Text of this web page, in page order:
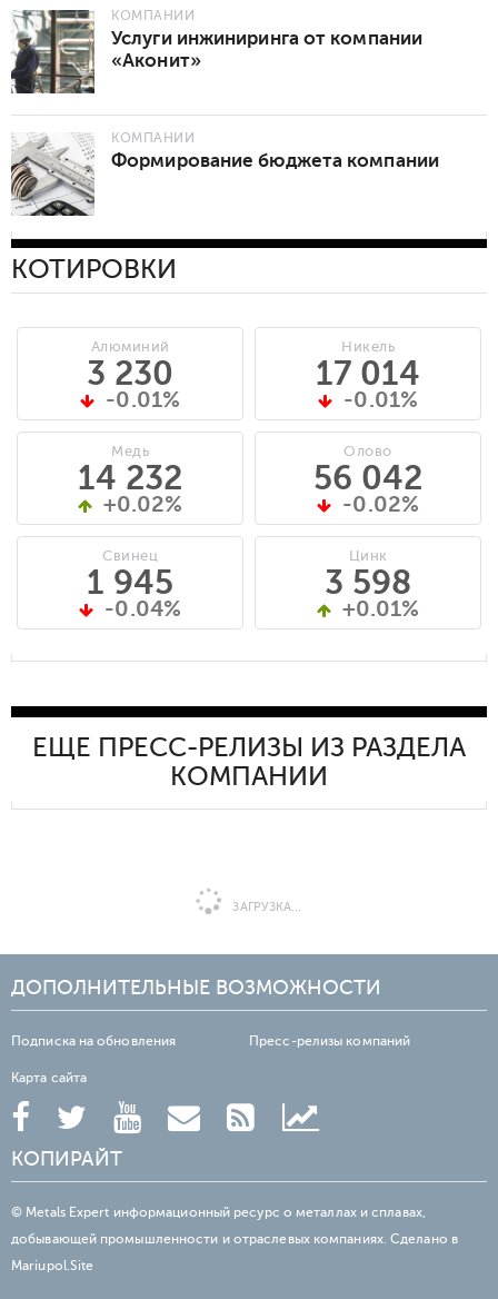
КОМПАНИИ
Услуги инжиниринга от компании
«Аконит»
КОМПАНИИ
Формирование бюджета компании
КОТИРОВКИ
Алюминий
3 230
-0.01%
Медь
14 232
+0.02%
Свинец
1 945
-0.04%
Никель
17 014
-0.01%
Олово
56 042
-0.02%
Цинк
3 598
+0.01%
ЕЩЕ ПРЕСС-РЕЛИЗЫ ИЗ РАЗДЕЛА
КОМПАНИИ
ЗАГРУЗКА...
ДОПОЛНИТЕЛЬНЫЕ ВОЗМОЖНОСТИ
Подписка на обновления Пресс-релизы компаний
Карта сайта
КОПИРАЙТ
© Metals Expert информационный ресурс о металлах и сплавах,
добывающей промышленности и отраслевых компаниях. Сделано в
Mariupol.Site